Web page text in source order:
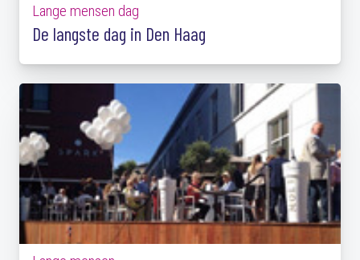
Lange mensen dag
De langste dag in Den Haag